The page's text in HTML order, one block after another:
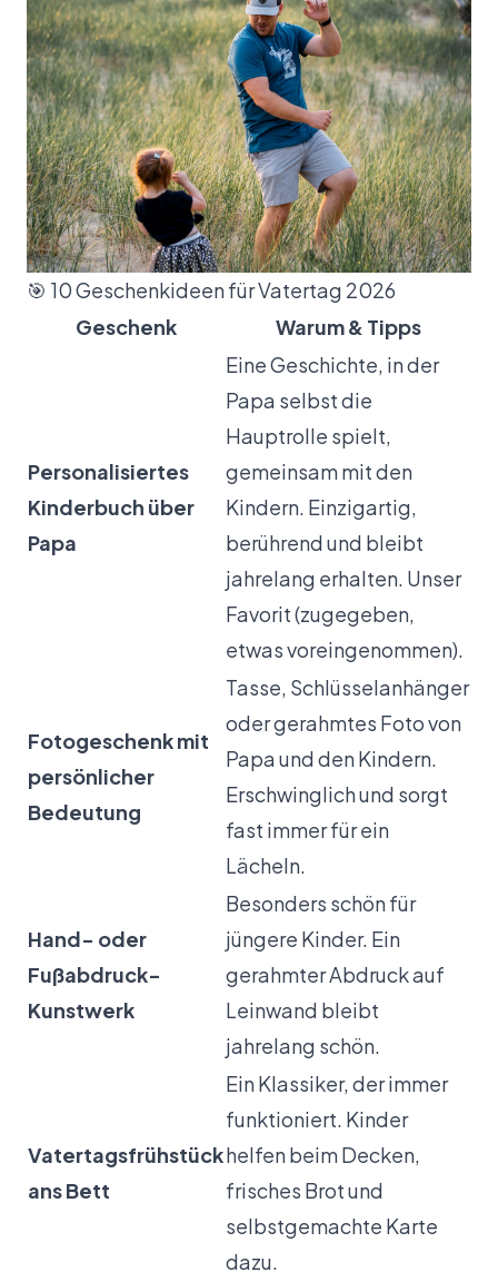
🎯 10 Geschenkideen für Vatertag 2026
Geschenk
Warum & Tipps
Personalisiertes
Kinderbuch über
Papa
Eine Geschichte, in der
Papa selbst die
Hauptrolle spielt,
gemeinsam mit den
Kindern. Einzigartig,
berührend und bleibt
jahrelang erhalten. Unser
Favorit (zugegeben,
etwas voreingenommen).
Fotogeschenk mit
persönlicher
Bedeutung
Tasse, Schlüsselanhänger
oder gerahmtes Foto von
Papa und den Kindern.
Erschwinglich und sorgt
fast immer für ein
Lächeln.
Hand- oder
Fußabdruck-
Kunstwerk
Besonders schön für
jüngere Kinder. Ein
gerahmter Abdruck auf
Leinwand bleibt
jahrelang schön.
Vatertagsfrühstück
ans Bett
Ein Klassiker, der immer
funktioniert. Kinder
helfen beim Decken,
frisches Brot und
selbstgemachte Karte
dazu.